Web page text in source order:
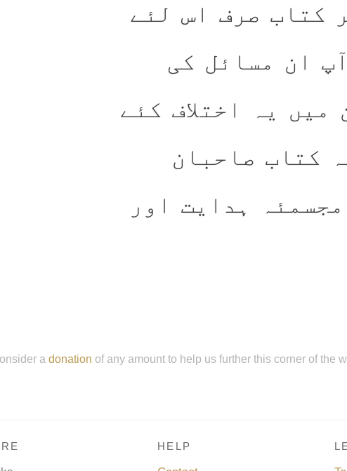
کتاب صرف اس لئے
ان مسائل کی
میں یہ اختلاف کئے
کتاب صاحبان
ہدایت اور
a donation of any amount to help us further this corner of the
HELP